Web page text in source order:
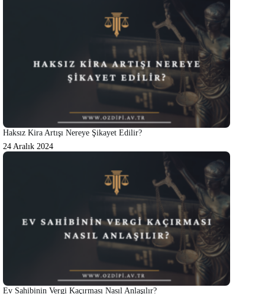
Haksız Kira Artışı Nereye Şikayet Edilir?
24 Aralık 2024
Ev Sahibinin Vergi Kaçırması Nasıl Anlaşılır?